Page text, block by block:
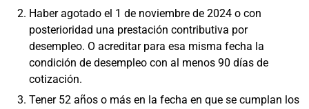
Haber agotado el 1 de noviembre de 2024 o con
posterioridad una prestación contributiva por
desempleo. O acreditar para esa misma fecha la
condición de desempleo con al menos 90 días de
cotización.
Tener 52 años o más en la fecha en que se cumplan los